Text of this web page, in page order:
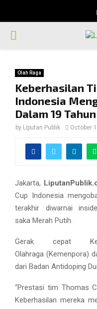
PRIMARY
Olah Raga
Keberhasilan
Indonesia
Dalam 19
by Liputan Publik October
Jakarta,
Cup Indonesia
terakhir diwarnai
saka Merah Putih.
Gerak cepat
Olahraga (Kemenpora)
dari Badan Antidoping
“Prestasi tim Thomas
Keberhasilan mereka